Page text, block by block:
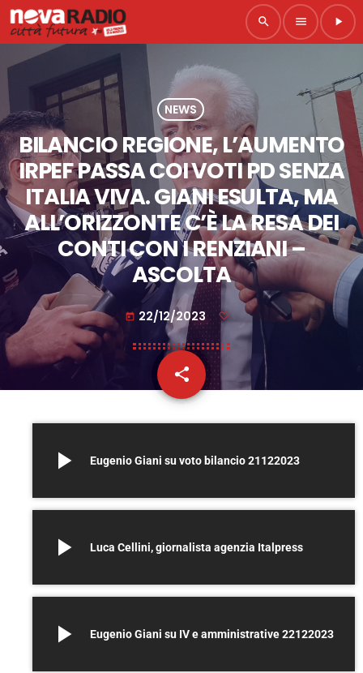
search menu play_arrow
NEWS
BILANCIO REGIONE, L’AUMENTO
IRPEF PASSA COI VOTI PD SENZA
ITALIA VIVA. GIANI ESULTA, MA
ALL’ORIZZONTE C’È LA RESA DEI
CONTI CON I RENZIANI –
ASCOLTA
today 22/12/2023
share
email
play_arrow Eugenio Giani su voto bilancio 21122023
play_arrow Luca Cellini, giornalista agenzia Italpress
play_arrow Eugenio Giani su IV e amministrative 22122023